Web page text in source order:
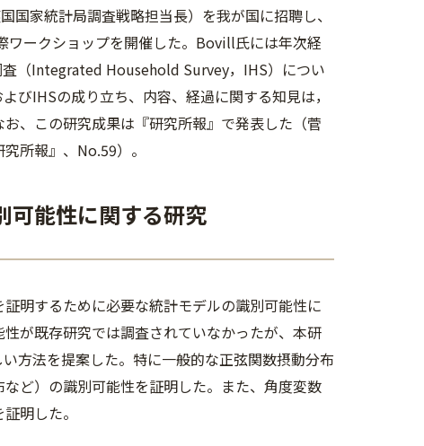
家統計局調査戦略担当長）を我が国に招聘し、
ワークショップを開催した。Bovill氏には年次経
（Integrated Household Survey，IHS）につい
びIHSの成り立ち、内容、経過に関する知見は，
、この研究成果は『研究所報』で発表した（菅
所報』、No.59）。
可能性に関する研究
明するために必要な統計モデルの識別可能性に
が既存研究では調査されていなかったが、本研
方法を提案した。特に一般的な正弦関数摂動分布
ど）の識別可能性を証明した。また、角度変数
明した。